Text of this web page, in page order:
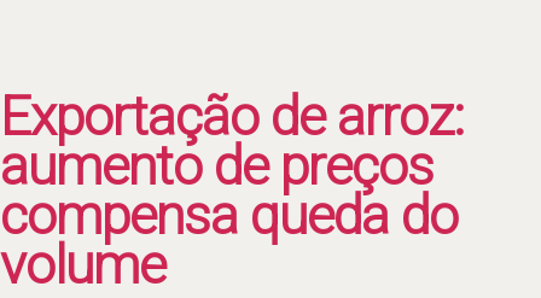
Exportação de arroz:
aumento de preços
compensa queda do
volume